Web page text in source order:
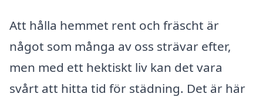
Att hålla hemmet rent och fräscht är
något som många av oss strävar efter,
men med ett hektiskt liv kan det vara
svårt att hitta tid för städning. Det är här